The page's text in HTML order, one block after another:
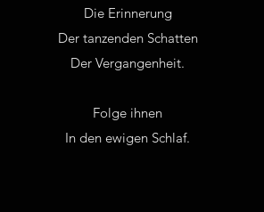
Die Erinnerung
Der tanzenden Schatten
Der Vergangenheit.
Folge ihnen
In den ewigen Schlaf.